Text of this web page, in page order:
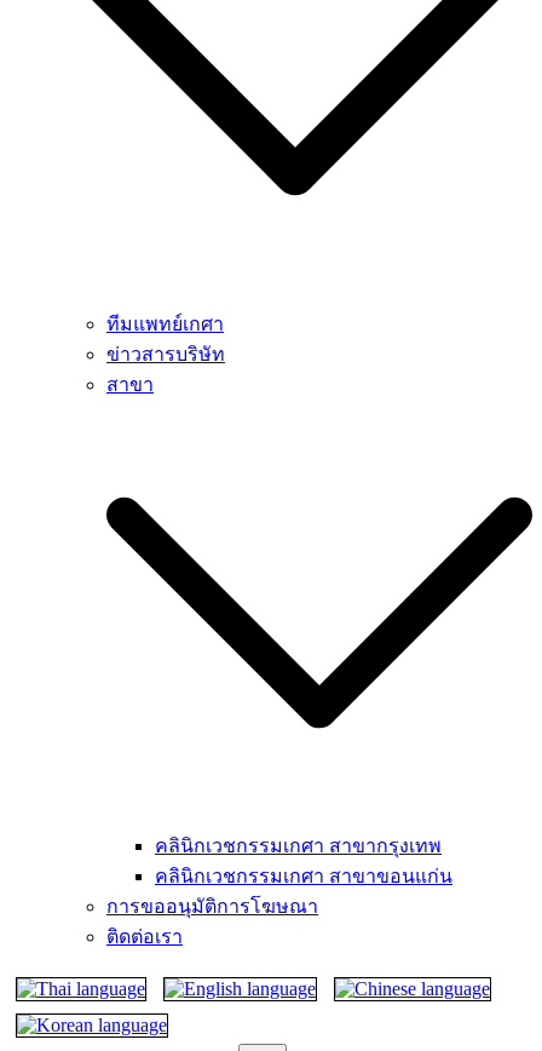
ทีมแพทย์เกศา
ข่าวสารบริษัท
สาขา
คลินิกเวชกรรมเกศา สาขากรุงเทพ
คลินิกเวชกรรมเกศา สาขาขอนแก่น
การขออนุมัติการโฆษณา
ติดต่อเรา